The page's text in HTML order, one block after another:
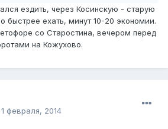
ездить, через Косинскую - старую
быстрее ехать, минут 10-20 экономии.
со Старостина, вечером перед
на Кожухово.
1 февраля, 2014